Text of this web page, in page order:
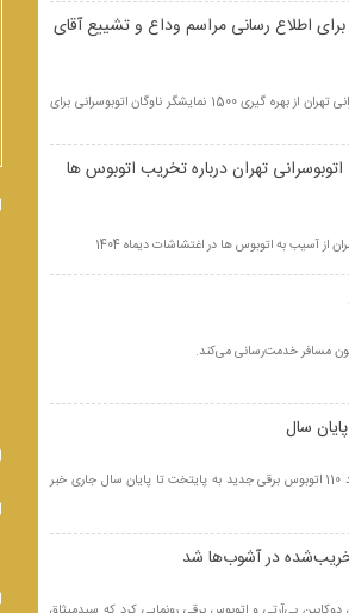
برای اطلاع رسانی مراسم وداع و تشییع آقای
مدیر روابط عمومی و امور بین‌الملل شرکت واحد اتوبوسرانی تهران از بهره گیری 1500 نمایشگر ناوگان اتوبوسرانی برای
تهران درباره تخریب اتوبوس ها
آسیب به اتوبوس ها در اغتشاشات دیماه 1404
مدیر روابط عمومی شرکت واحد اتوبوسرانی تهران از ورود 110 اتوبوس برقی جدید به پایتخت تا پایان سال جاری خبر
در آشوب‌ها شد